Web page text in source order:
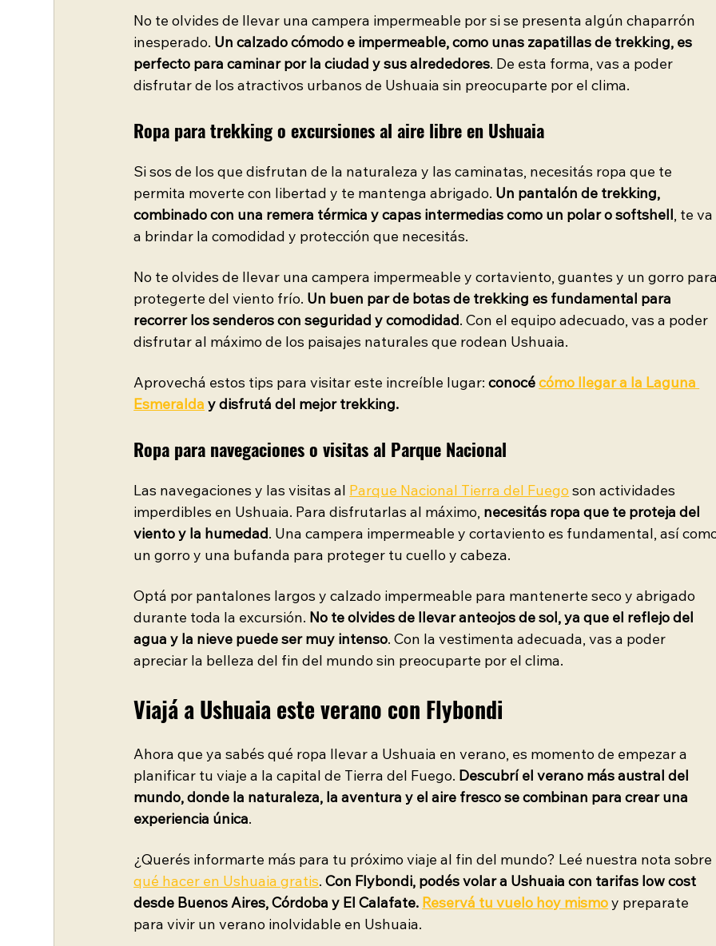
No te olvides de llevar una campera impermeable por si se presenta algún chaparrón
inesperado. Un calzado cómodo e impermeable, como unas zapatillas de trekking, es
perfecto para caminar por la ciudad y sus alrededores. De esta forma, vas a poder
disfrutar de los atractivos urbanos de Ushuaia sin preocuparte por el clima.
Ropa para trekking o excursiones al aire libre en Ushuaia
Si sos de los que disfrutan de la naturaleza y las caminatas, necesitás ropa que te
permita moverte con libertad y te mantenga abrigado. Un pantalón de trekking,
combinado con una remera térmica y capas intermedias como un polar o softshell, te va
a brindar la comodidad y protección que necesitás.
No te olvides de llevar una campera impermeable y cortaviento, guantes y un gorro
protegerte del viento frío. Un buen par de botas de trekking es fundamental para
recorrer los senderos con seguridad y comodidad. Con el equipo adecuado, vas a poder
disfrutar al máximo de los paisajes naturales que rodean Ushuaia.
Aprovechá estos tips para visitar este increíble lugar: conocé cómo llegar a la Laguna
Esmeralda y disfrutá del mejor trekking.
Ropa para navegaciones o visitas al Parque Nacional
Las navegaciones y las visitas al Parque Nacional Tierra del Fuego son actividades
imperdibles en Ushuaia. Para disfrutarlas al máximo, necesitás ropa que te proteja del
viento y la humedad. Una campera impermeable y cortaviento es fundamental, así
un gorro y una bufanda para proteger tu cuello y cabeza.
Optá por pantalones largos y calzado impermeable para mantenerte seco y abrigado
durante toda la excursión. No te olvides de llevar anteojos de sol, ya que el reflejo del
agua y la nieve puede ser muy intenso. Con la vestimenta adecuada, vas a poder
apreciar la belleza del fin del mundo sin preocuparte por el clima.
Viajá a Ushuaia este verano con Flybondi
Ahora que ya sabés qué ropa llevar a Ushuaia en verano, es momento de empezar a
planificar tu viaje a la capital de Tierra del Fuego. Descubrí el verano más austral del
mundo, donde la naturaleza, la aventura y el aire fresco se combinan para crear una
experiencia única.
¿Querés informarte más para tu próximo viaje al fin del mundo? Leé nuestra nota sobre
qué hacer en Ushuaia gratis. Con Flybondi, podés volar a Ushuaia con tarifas low cost
desde Buenos Aires, Córdoba y El Calafate. Reservá tu vuelo hoy mismo y preparate
para vivir un verano inolvidable en Ushuaia.